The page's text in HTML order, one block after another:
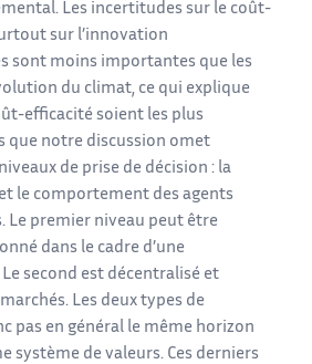
Les incertitudes sur le coût-
sur l’innovation
sont moins importantes que les
du climat, ce qui explique
efficacité soient les plus
que notre discussion omet
de prise de décision : la
le comportement des agents
Le premier niveau peut être
dans le cadre d’une
second est décentralisé et
Les deux types de
pas en général le même horizon
système de valeurs. Ces derniers